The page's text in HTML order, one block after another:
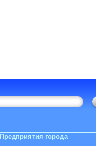
Предприятия города